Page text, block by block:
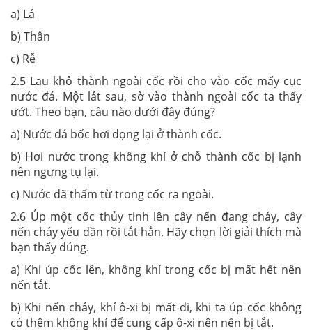
a) Lá
b) Thân
c) Rễ
2.5 Lau khô thành ngoài cốc rồi cho vào cốc mấy cục
nước đá. Một lát sau, sờ vào thành ngoài cốc ta thấy
ướt. Theo bạn, câu nào dưới đây đúng?
a) Nước đá bốc hơi đọng lại ở thành cốc.
b) Hơi nước trong không khí ở chỗ thành cốc bị lạnh
nên ngưng tụ lại.
c) Nước đã thấm từ trong cốc ra ngoài.
2.6 Úp một cốc thủy tinh lên cây nến đang cháy, cây
nến cháy yếu dần rồi tắt hẳn. Hãy chọn lời giải thích mà
bạn thấy đúng.
a) Khi úp cốc lên, không khí trong cốc bị mất hết nên
nến tắt.
b) Khi nến cháy, khí ô-xi bị mất đi, khi ta úp cốc không
có thêm không khí để cung cấp ô-xi nên nến bị tắt.